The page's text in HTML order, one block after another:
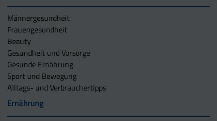
Männergesundheit
Frauengesundheit
Beauty
Gesundheit und Vorsorge
Gesunde Ernährung
Sport und Bewegung
Alltags- und Verbrauchertipps
Ernährung